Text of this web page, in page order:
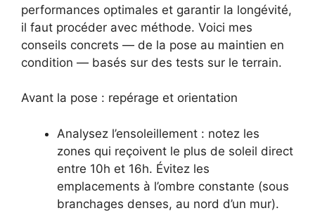
performances optimales et garantir la longévité,
il faut procéder avec méthode. Voici mes
conseils concrets — de la pose au maintien en
condition — basés sur des tests sur le terrain.
Avant la pose : repérage et orientation
Analysez l’ensoleillement : notez les
zones qui reçoivent le plus de soleil direct
entre 10h et 16h. Évitez les
emplacements à l’ombre constante (sous
branchages denses, au nord d’un mur).